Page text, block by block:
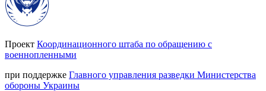
Проект Координационного штаба по обращению с
военнопленными
при поддержке Главного управления разведки Министерства
обороны Украины